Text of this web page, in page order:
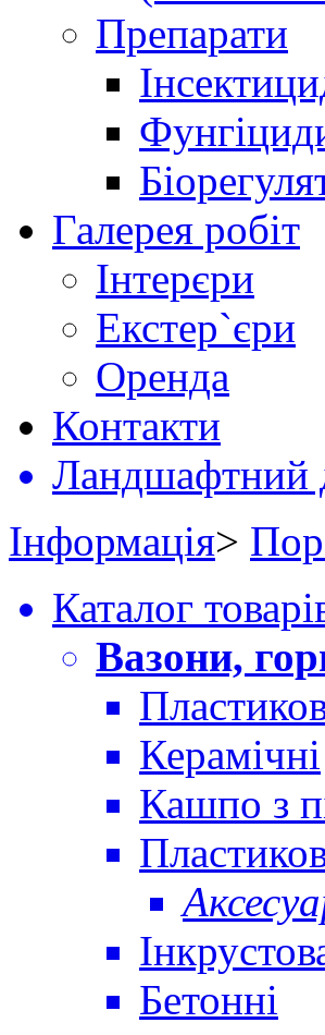
Препарати
Галерея робіт
Інтерєри
Екстер`єри
Оренда
Контакти
Ландшафтний
Інформація>
Каталог
Вазони,
Керамічні
Кашпо з
Бетонні